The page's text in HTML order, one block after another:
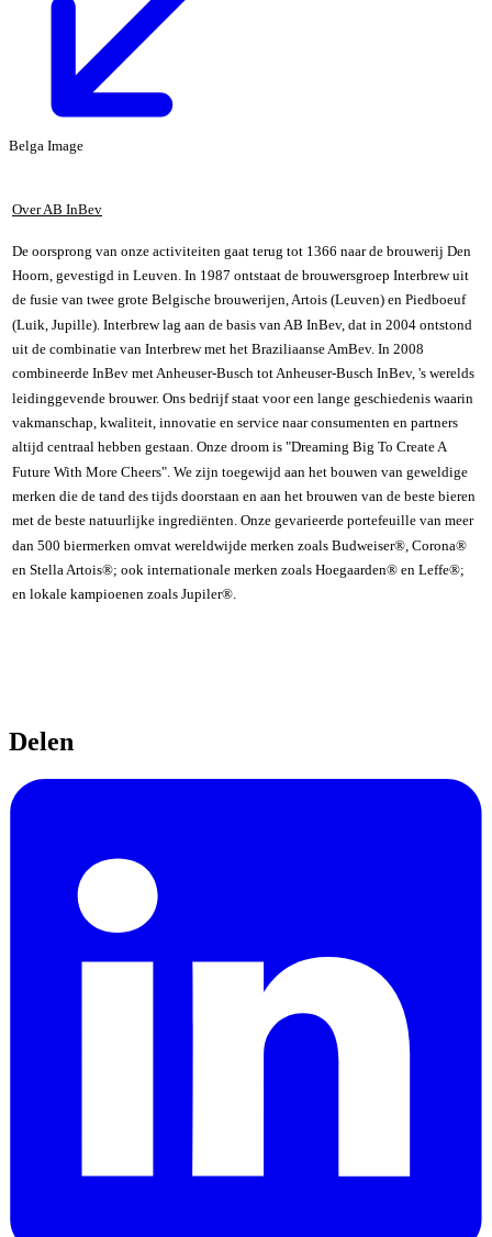
Belga Image
Over AB InBev
De oorsprong van onze activiteiten gaat terug tot 1366 naar de brouwerij Den
Hoorn, gevestigd in Leuven. In 1987 ontstaat de brouwersgroep Interbrew uit
de fusie van twee grote Belgische brouwerijen, Artois (Leuven) en Piedboeuf
(Luik, Jupille). Interbrew lag aan de basis van AB InBev, dat in 2004 ontstond
uit de combinatie van Interbrew met het Braziliaanse AmBev. In 2008
combineerde InBev met Anheuser-Busch tot Anheuser-Busch InBev, 's werelds
leidinggevende brouwer. Ons bedrijf staat voor een lange geschiedenis waarin
vakmanschap, kwaliteit, innovatie en service naar consumenten en partners
altijd centraal hebben gestaan. Onze droom is "Dreaming Big To Create A
Future With More Cheers". We zijn toegewijd aan het bouwen van geweldige
merken die de tand des tijds doorstaan en aan het brouwen van de beste bieren
met de beste natuurlijke ingrediënten. Onze gevarieerde portefeuille van meer
dan 500 biermerken omvat wereldwijde merken zoals Budweiser®, Corona®
en Stella Artois®; ook internationale merken zoals Hoegaarden® en Leffe®;
en lokale kampioenen zoals Jupiler®.
Delen